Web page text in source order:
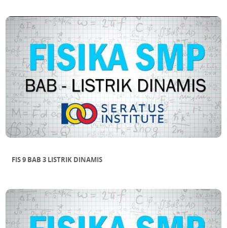
FIS 9 BAB 3 LISTRIK DINAMIS